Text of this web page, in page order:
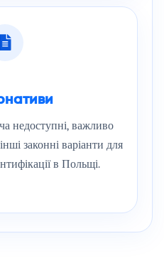
недоступні, важливо
законні варіанти для
в Польщі.